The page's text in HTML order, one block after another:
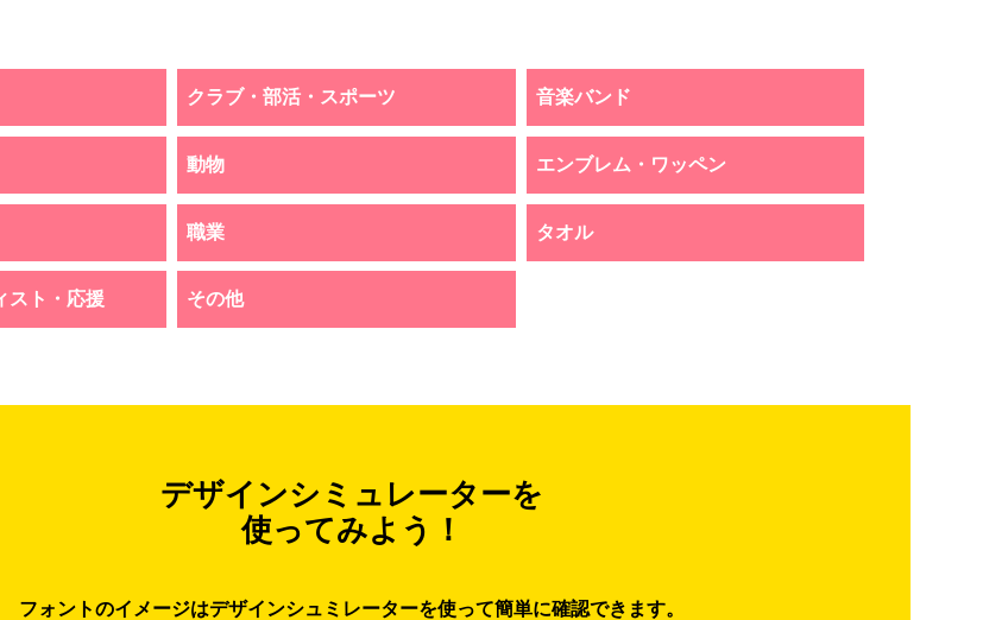
クラブ・部活・スポーツ 音楽バンド
動物 エンブレム・ワッペン
職業 タオル
スト・応援 その他
デザインシミュレーターを
使ってみよう！
フォントのイメージはデザインシュミレーターを使って簡単に確認できます。